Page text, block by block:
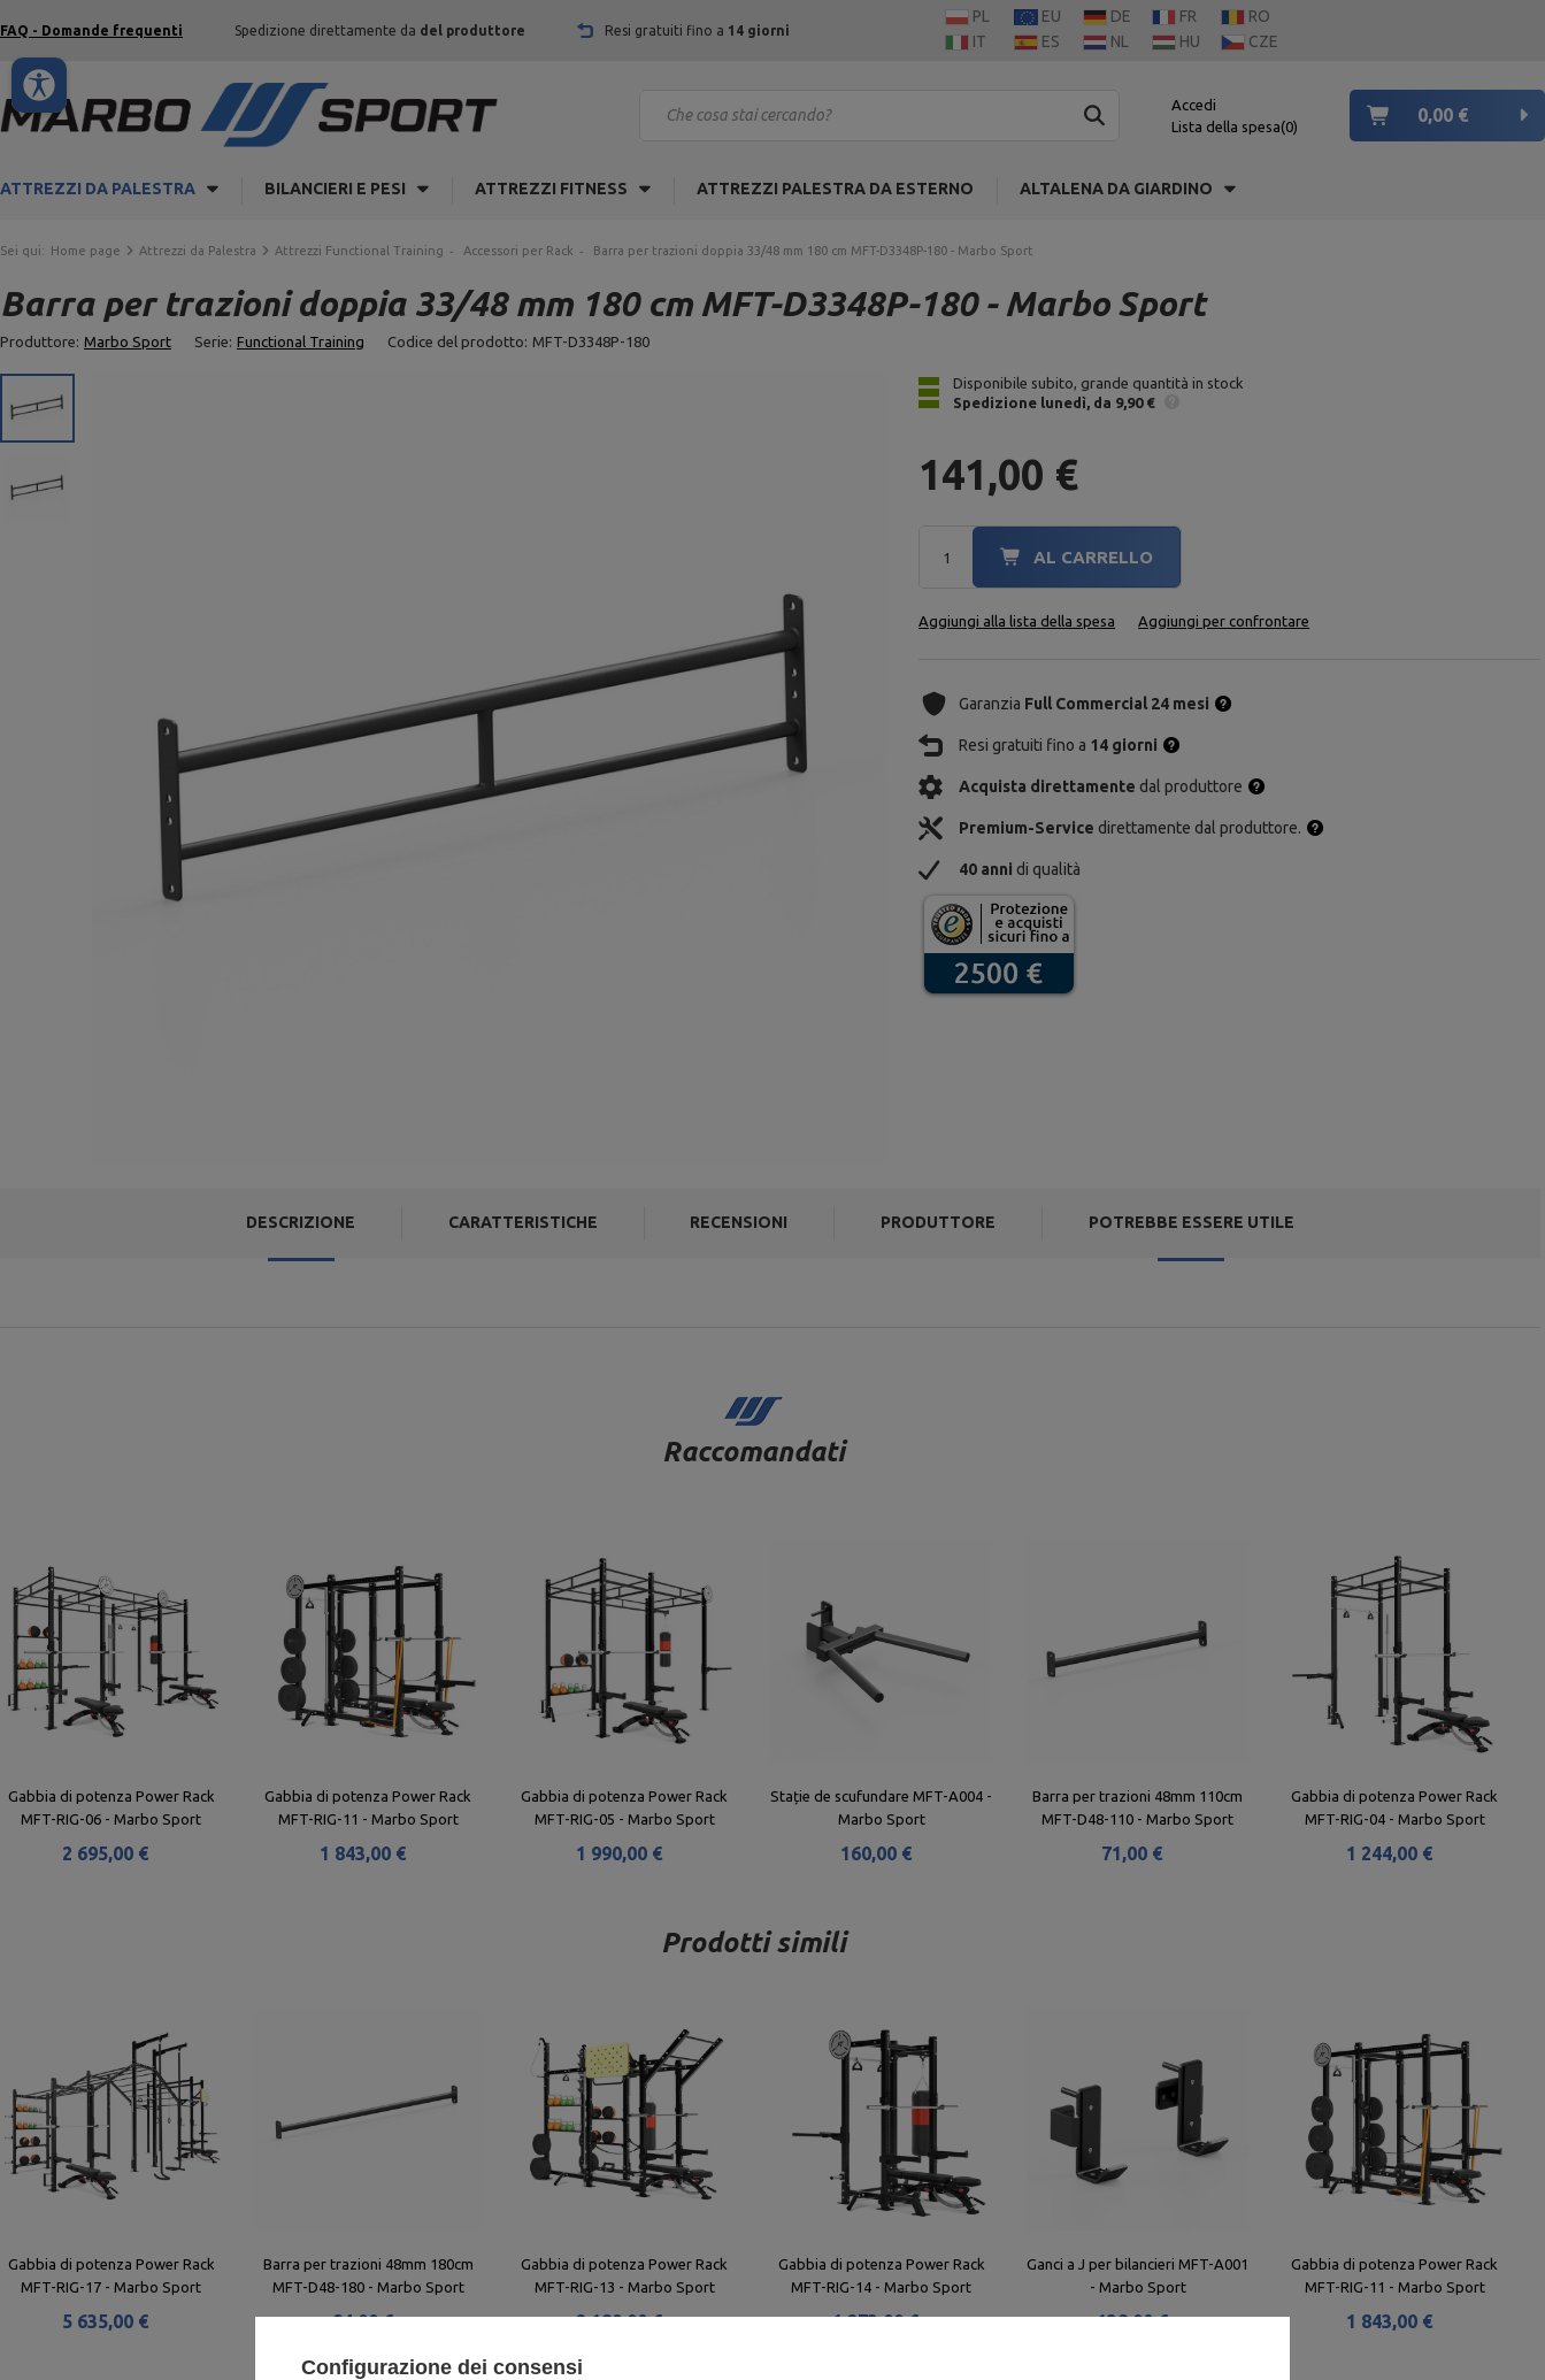
FAQ - Domande frequenti Spedizione direttamente da del produttore Resi gratuiti fino a 14 giorni
PL EU DE FR
RO
IT
ES NL HU CZE
Accedi
Lista della spesa 0
0,00 €
ATTREZZI DA PALESTRA BILANCIERI E PESI ATTREZZI FITNESS ATTREZZI PALESTRA DA ESTERNO ALTALENA DA GIARDINO
Sei qui: Home page Attrezzi da Palestra Attrezzi Functional Training Accessori per Rack Barra per trazioni doppia 33/48 mm 180 cm MFT-D3348P-180 - Marbo Sport
Barra per trazioni doppia 33/48 mm 180 cm MFT-D3348P-180 - Marbo Sport
Produttore: Marbo Sport Serie: Functional Training Codice del prodotto: MFT-D3348P-180
Disponibile subito, grande quantità in stock
Spedizione lunedì da 9,90 €
141,00 €
AL CARRELLO
Aggiungi alla lista della spesa Aggiungi per confrontare
Garanzia Full Commercial 24 mesi
Resi gratuiti fino a 14 giorni
Acquista direttamente dal produttore
Premium-Service direttamente dal produttore.
40 anni di qualità
DESCRIZIONE CARATTERISTICHE RECENSIONI PRODUTTORE POTREBBE ESSERE UTILE
Raccomandati
Gabbia di potenza Power Rack
MFT-RIG-06 - Marbo Sport
2 695,00 €
Gabbia di potenza Power Rack
MFT-RIG-11 - Marbo Sport
1 843,00 €
Gabbia di potenza Power Rack
MFT-RIG-05 - Marbo Sport
1 990,00 €
Stație de scufundare MFT-A004 -
Marbo Sport
160,00 €
Barra per trazioni 48mm 110cm
MFT-D48-110 - Marbo Sport
71,00 €
Gabbia di potenza Power Rack
MFT-RIG-04 - Marbo Sport
1 244,00 €
Prodotti simili
Gabbia di potenza Power Rack
MFT-RIG-17 - Marbo Sport
5 635,00 €
Barra per trazioni 48mm 180cm
MFT-D48-180 - Marbo Sport
84,00 €
Gabbia di potenza Power Rack
MFT-RIG-13 - Marbo Sport
2 189,00 €
Gabbia di potenza Power Rack
MFT-RIG-14 - Marbo Sport
1 273,00 €
Ganci a J per bilancieri MFT-A001
- Marbo Sport
138,00 €
Gabbia di potenza Power Rack
MFT-RIG-11 - Marbo Sport
1 843,00 €
Configurazione dei consensi